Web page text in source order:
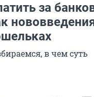
за
в чем суть